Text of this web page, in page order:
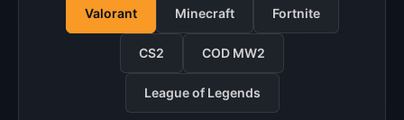
Valorant Minecraft Fortnite
CS2 COD MW2
League of Legends